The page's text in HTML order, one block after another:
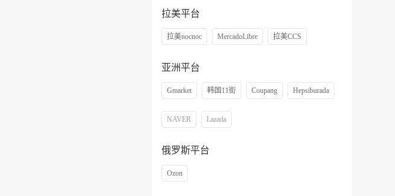
拉美平台
拉美nocnoc MercadoLibre 拉美CCS
亚洲平台
Gmarket 韩国11街 Coupang Hepsiburada
NAVER Lazada
俄罗斯平台
Ozon